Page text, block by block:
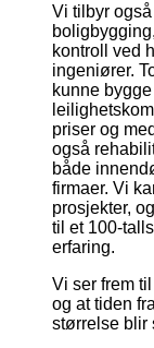
Vi tilbyr
kontroll ved
ingeniører.
kunne
priser og
også
både
firmaer. Vi
prosjekter,
til et 100-
erfaring.
Vi ser frem
og at tiden
størrelse blir